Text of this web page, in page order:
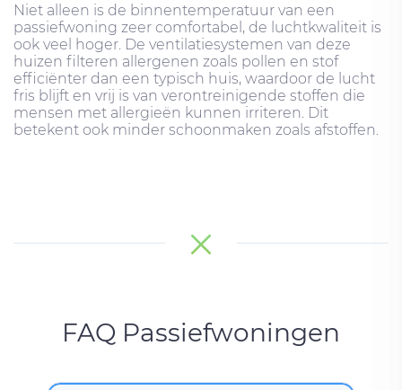
Niet alleen is de binnentemperatuur van een
passiefwoning zeer comfortabel, de luchtkwaliteit is
ook veel hoger. De ventilatiesystemen van deze
huizen filteren allergenen zoals pollen en stof
efficiënter dan een typisch huis, waardoor de lucht
fris blijft en vrij is van verontreinigende stoffen die
mensen met allergieën kunnen irriteren. Dit
betekent ook minder schoonmaken zoals afstoffen.
FAQ Passiefwoningen